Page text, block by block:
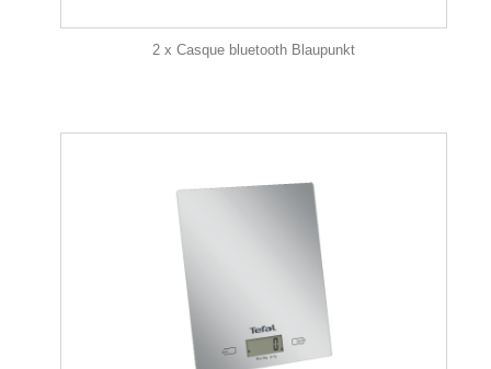
2 x Casque bluetooth Blaupunkt